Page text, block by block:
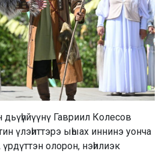
Гавриил Колесов
үлэһиттэрэ ыһыах иннинэ уонча
олорон, нэһилиэк